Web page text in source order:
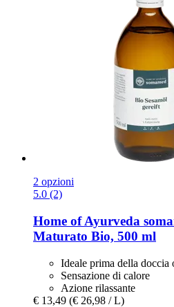
2 opzioni
5.0 (2)
Home of Ayurveda
Maturato Bio, 500 ml
Ideale prima della doccia
Sensazione di calore
Azione rilassante
€ 13,49 (€ 26,98 / L)